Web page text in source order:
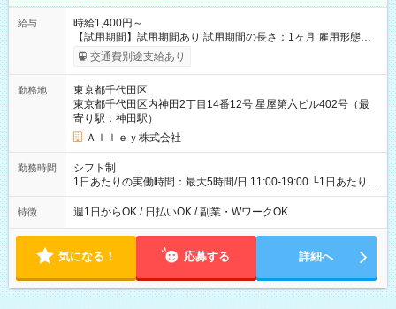
給与
時給1,400円～
【試用期間】試用期間あり 試用期間の長さ：1ヶ月 雇用形態、
給与は本採用時と同じです。
交通費別途支給あり
勤務地
東京都千代田区
東京都千代田区内神田2丁目14番12号 星屋第六ビル402号（最
寄り駅：神田駅）
Ａｌｌｅｙ株式会社
勤務時間
シフト制
1日あたりの実働時間：最大5時間/日 11:00-19:00 └1日あたりの
実働時間：1-5時間 └上記の時間帯内であれば、いつでも勤務可
能！ └平日・土曜日の中で、お好きな曜日でご勤務いただけま
18:00 などのように、自由な働き方が可能なお仕事です！
特徴 週1日からOK / 日払いOK / 副業・WワークOK
気になる！ 応募する 詳細へ